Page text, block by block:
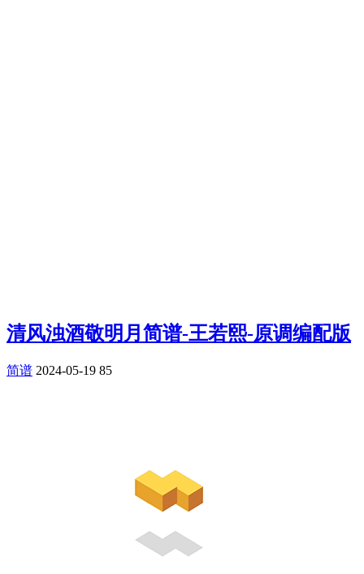
清风浊酒敬明月简谱-王若熙-原调编配版
简谱 2024-05-19 85